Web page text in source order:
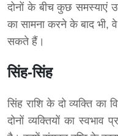
दोनों के बीच कुछ समस्याएं
का सामना करने के बाद
सकते हैं।
सिंह-सिंह
सिंह राशि के दो व्यक्ति का
दोनों व्यक्तियों का स्वभाव